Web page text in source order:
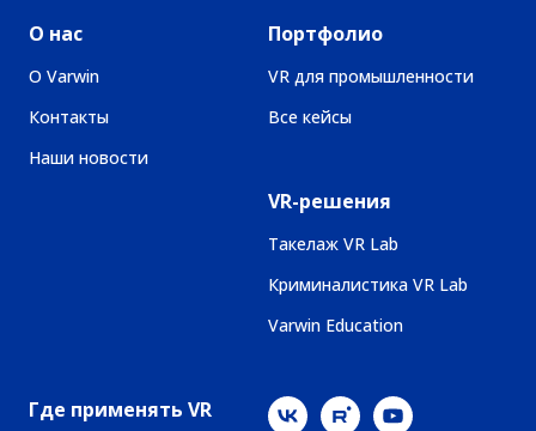
О нас
О Varwin
Контакты
Наши новости
Портфолио
VR для промышленности
Все кейсы
VR-решения
Такелаж VR Lab
Криминалистика VR Lab
Varwin Education
Где применять VR